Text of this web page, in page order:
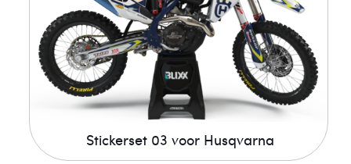
Stickerset 03 voor Husqvarna